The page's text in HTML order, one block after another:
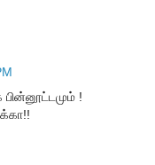
பின்னூட்டமும் !